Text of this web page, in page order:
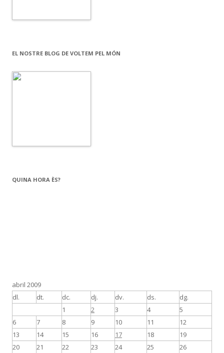
EL NOSTRE BLOG DE VOLTEM PEL MÓN
QUINA HORA ÈS?
abril 2009
dl.
dt. dc. dj. dv. ds.
dg.
1
2 3 4
5
6
7 8 9 10 11
12
13
14 15 16 17 18
19
20
21 22 23 24 25 26